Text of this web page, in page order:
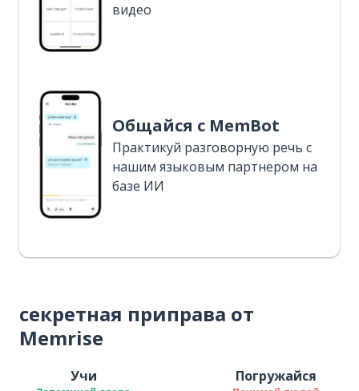
видео
Общайся с MemBot
Практикуй разговорную речь с
нашим языковым партнером на
базе ИИ
секретная приправа от
Memrise
Учи Погружайся